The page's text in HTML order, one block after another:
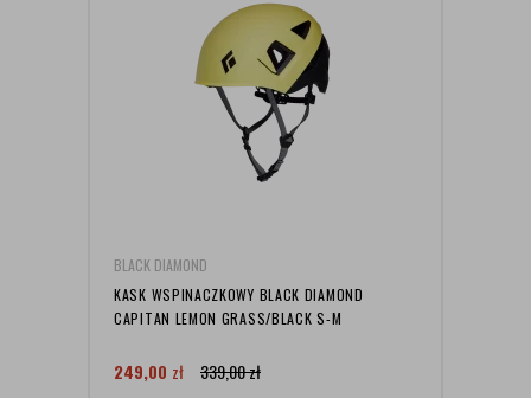
BLACK DIAMOND
KASK WSPINACZKOWY BLACK DIAMOND
CAPITAN LEMON GRASS/BLACK S-M
249,00 zł 339,00zł